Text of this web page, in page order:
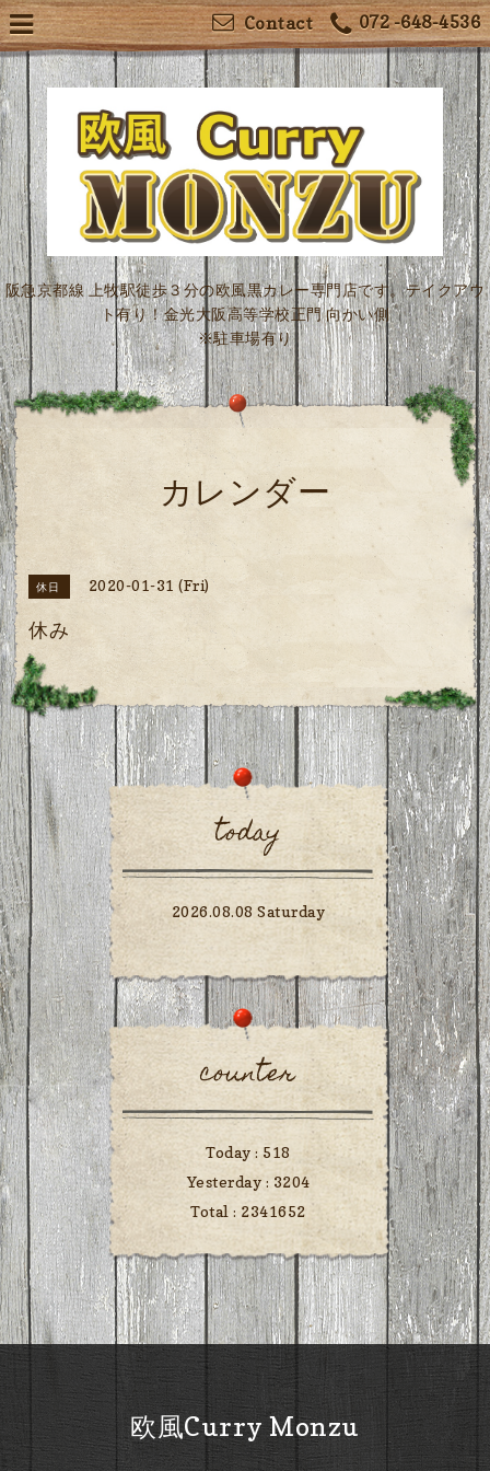
072 -648-4536
Contact
阪急京都線 上牧駅徒歩３分の欧風黒カレー専門店です。テイクアウ
ト有り！金光大阪高等学校正門 向かい側
※駐車場有り
カレンダー
休日 2020-01-31 (Fri)
休み
today
2026.08.08 Saturday
counter
Today : 518
Yesterday : 3204
Total : 2341652
欧風Curry Monzu